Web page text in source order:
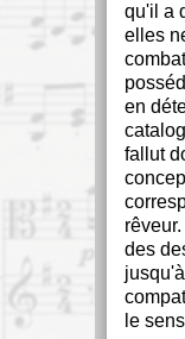
qu'il a
elles
en
fallut
des
le